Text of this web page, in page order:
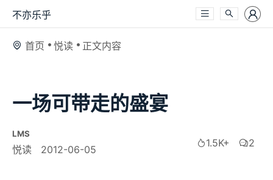
不亦乐乎
首页 悦读 正文内容
一场可带走的盛宴
LMS
悦读 2012-06-05
1.5K+ 2